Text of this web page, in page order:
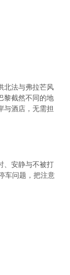
北法与弗拉芒风
黎截然不同的地
与酒店，无需担
、安静与不被打
车问题，把注意